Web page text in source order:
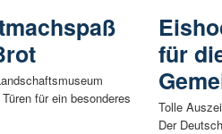
für ein besonderes
für
Tolle
Der